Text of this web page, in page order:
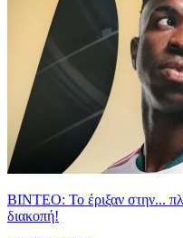
ΒΙΝΤΕΟ: Το έριξαν στην...
διακοπή!